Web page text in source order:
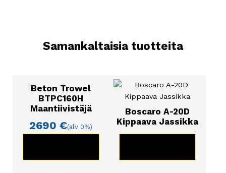
Samankaltaisia tuotteita
Beton Trowel
BTPC160H
Maantiivistäjä
2690€(alv 0%)
Boscaro A-20D
Kippaava Jassikka